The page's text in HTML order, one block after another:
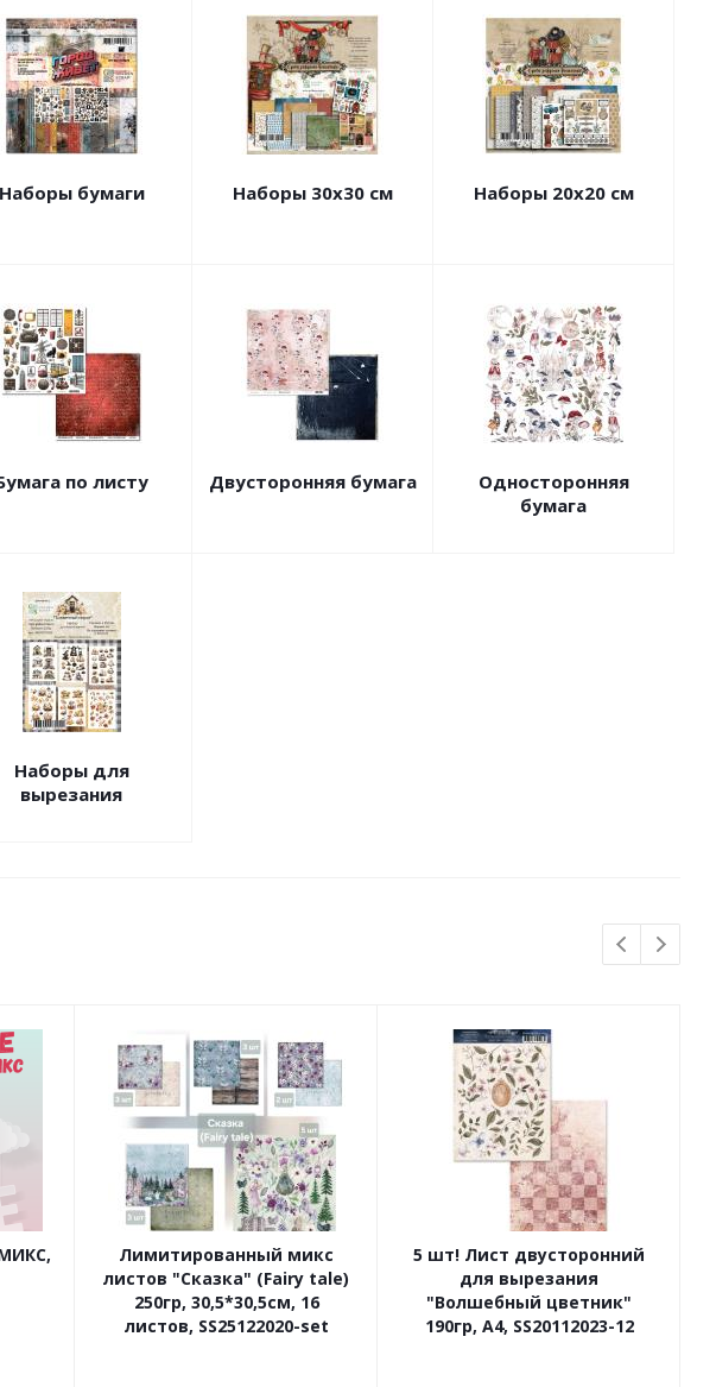
Наборы бумаги Наборы 30х30 см Наборы 20х20 см
по листу Двусторонняя бумага
Односторонняя
бумага
Наборы для
вырезания
Лимитированный микс
листов "Сказка" (Fairy tale)
250гр, 30,5*30,5см, 16
листов, SS25122020-set
5 шт! Лист двусторонний
для вырезания
"Волшебный цветник"
190гр, А4, SS20112023-12